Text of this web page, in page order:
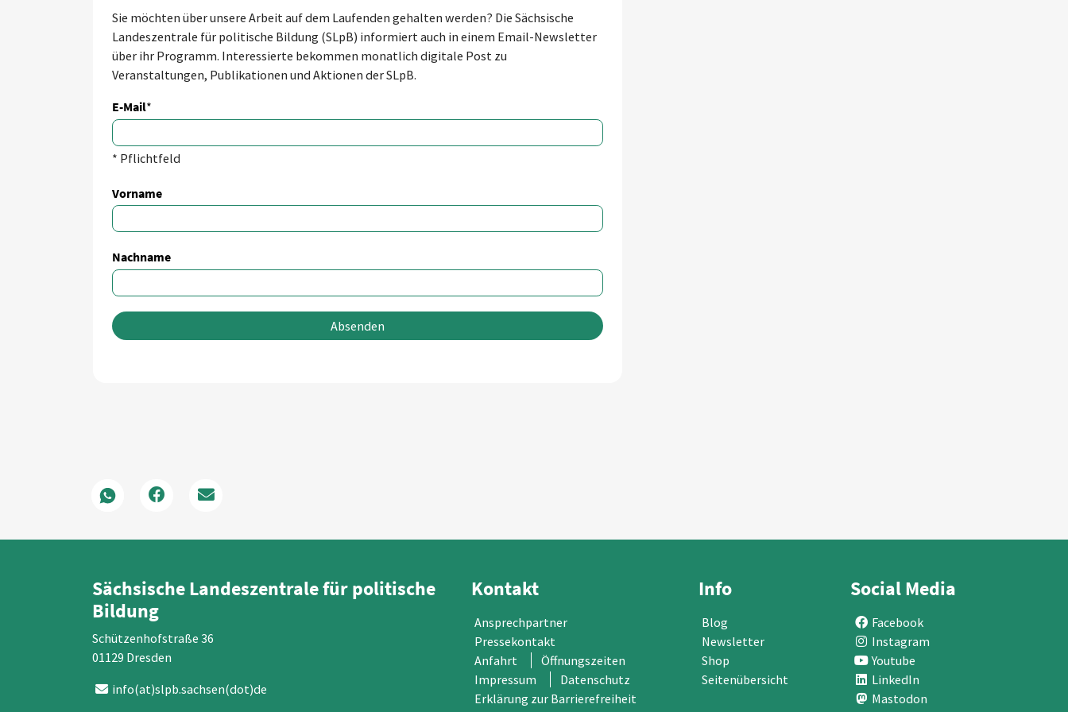
Sie möchten über unsere Arbeit auf dem Laufenden gehalten werden? Die Sächsische
Landeszentrale für politische Bildung (SLpB) informiert auch in einem Email-Newsletter
über ihr Programm. Interessierte bekommen monatlich digitale Post zu
Veranstaltungen, Publikationen und Aktionen der SLpB.
E-Mail
* Pflichtfeld
Vorname
Nachname
Absenden
Sächsische Landeszentrale für politische
Bildung
Schützenhofstraße 36
01129 Dresden
info(at)slpb.sachsen(dot)de
Kontakt
Ansprechpartner
Pressekontakt
Anfahrt
Öffnungszeiten
Impressum
Datenschutz
Erklärung zur Barrierefreiheit
Info
Blog
Newsletter
Shop
Seitenübersicht
Social Media
Facebook
Instagram
Youtube
LinkedIn
Mastodon